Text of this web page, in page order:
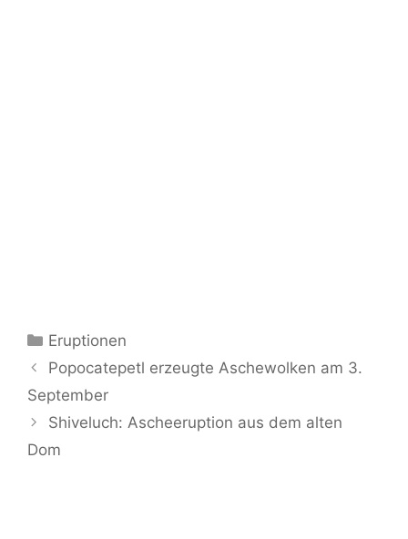
Kategorien
Eruptionen
Popocatepetl erzeugte Aschewolken am 3.
September
Shiveluch: Ascheeruption aus dem alten
Dom